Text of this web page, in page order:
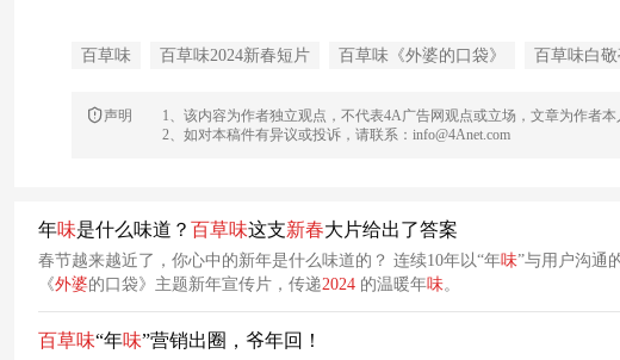
百草味 百草味2024新春短片 百草味《外婆的口袋》 百草味白敬
声明
1、该内容为作者独立观点，不代表4A广告网观点或立场，文章为作者
2、如对本稿件有异议或投诉，请联系：info@4Anet.com
年味是什么味道？ 百草味这支新春大片给出了答案
春节越来越近了，你心中的新年是什么味道的？ 连续10年以“年味”与用户沟通
《外婆的口袋》主题新年宣传片，传递2024 的温暖年味。
百草味“年味”营销出圈，爷年回！